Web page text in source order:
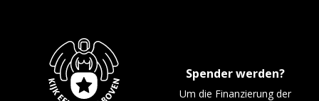
Spender werden?
Um die Finanzierung der